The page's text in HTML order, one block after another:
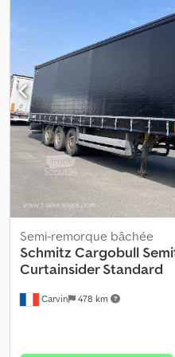
,
, Équipement:
total autorisé : 39 000 kg,
dimensions de la zone de
2 480 mm x 2 700 mm, taille des
zone de chargement : 91 m³,
suspension pneumatique,
freinage électronique EBS,
anneaux d’arrimage pour
toit coulissant, connecteur à
7 broches, dispositif anti-
Crjdpezrrqisfx Ahqjf
Carvin 478 km
Semi-remorque bâchée
Schmitz Cargobull
Curtainsider Standard